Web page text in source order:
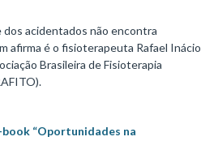
acidentados não encontra
afirma é o fisioterapeuta Rafael Inácio
Brasileira de Fisioterapia
“Oportunidades na